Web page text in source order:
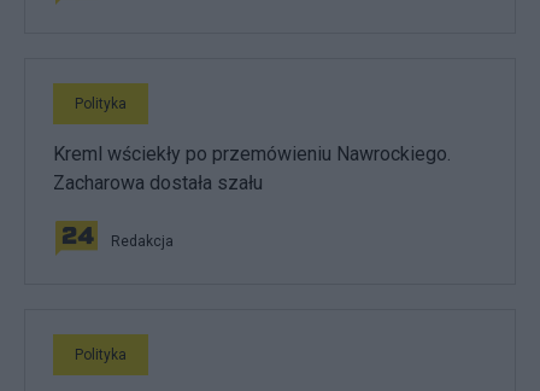
Polityka
Kreml wściekły po przemówieniu Nawrockiego.
Zacharowa dostała szału
Redakcja
Polityka